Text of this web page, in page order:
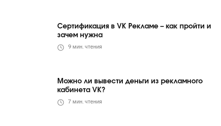
Сертификация в VK Рекламе – как пройти и
зачем нужна
9 мин. чтения
Можно ли вывести деньги из рекламного
кабинета VK?
7 мин. чтения